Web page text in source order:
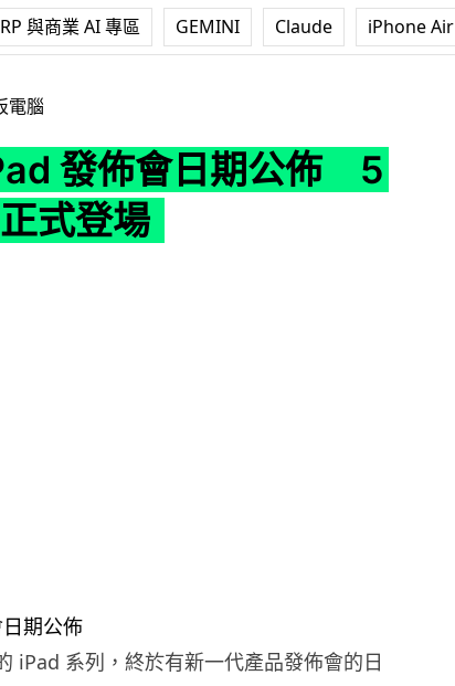
與商業 AI 專區 GEMINI Claude iPhone Air
電腦
發佈會日期公佈 5
式登場
iPad 系列，終於有新一代產品發佈會的日